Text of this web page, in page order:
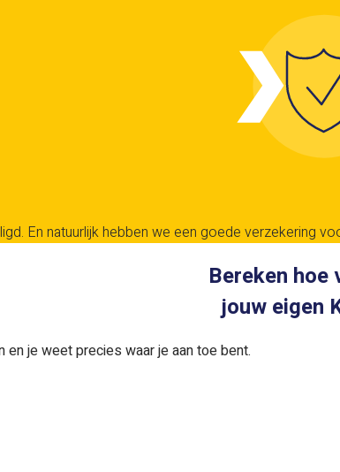
En natuurlijk hebben we een goede verzekering
Bereken hoe
jouw eigen
je weet precies waar je aan toe bent.